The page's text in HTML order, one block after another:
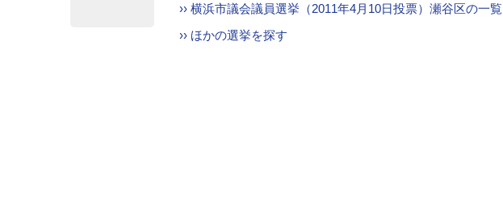
›› 横浜市議会議員選挙（2011年4月10日投票）瀬谷区の一覧
›› ほかの選挙を探す